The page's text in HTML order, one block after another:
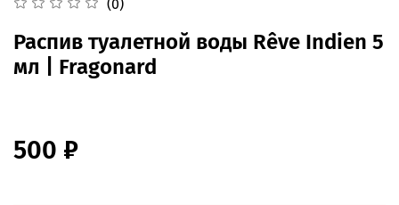
(0)
Распив туалетной воды Rêve Indien 5
мл | Fragonard
500 ₽